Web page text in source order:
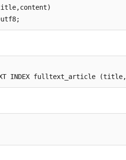
utf8;
INDEX fulltext_article (title,